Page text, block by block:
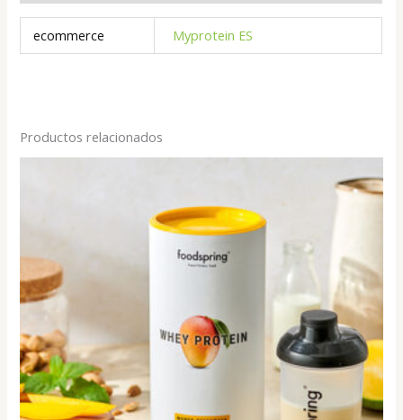
ecommerce Myprotein ES
Productos relacionados